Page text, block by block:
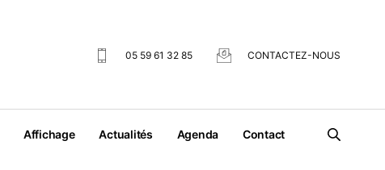
05 59 61 32 85 CONTACTEZ-NOUS
Affichage Actualités Agenda Contact